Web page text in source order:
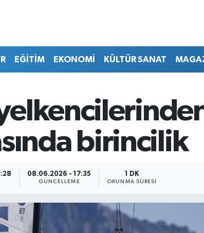
EĞİTİM EKONOMİ KÜLTÜR SANAT
birincilik
08.06.2026 - 17:35
GÜNCELLEME
1 DK
OKUNMA SÜRESI